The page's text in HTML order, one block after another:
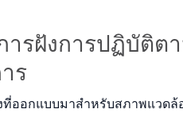
ารฝังการปฏิบัติต
ร
ที่ออกแบบมาสําหรับสภาพแวด